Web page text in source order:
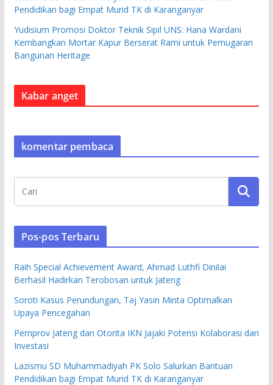
Pendidikan bagi Empat Murid TK di Karanganyar
Yudisium Promosi Doktor Teknik Sipil UNS: Hana Wardani
Kembangkan Mortar Kapur Berserat Rami untuk Pemugaran
Bangunan Heritage
Kabar anget
komentar pembaca
Pos-pos Terbaru
Raih Special Achievement Award, Ahmad Luthfi Dinilai
Berhasil Hadirkan Terobosan untuk Jateng
Soroti Kasus Perundungan, Taj Yasin Minta Optimalkan
Upaya Pencegahan
Pemprov Jateng dan Otorita IKN Jajaki Potensi Kolaborasi dan
Investasi
Lazismu SD Muhammadiyah PK Solo Salurkan Bantuan
Pendidikan bagi Empat Murid TK di Karanganyar